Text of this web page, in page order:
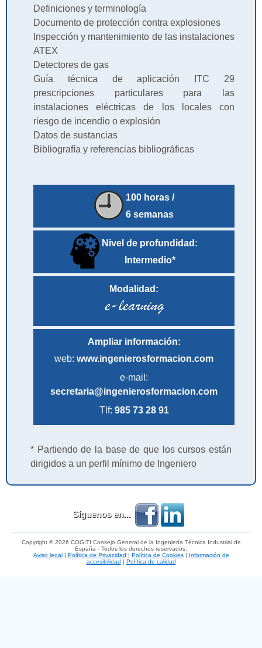
Definiciones y terminología
Documento de protección contra explosiones
Inspección y mantenimiento de las instalaciones
ATEX
Detectores de gas
Guía técnica de aplicación ITC 29
prescripciones particulares para las
instalaciones eléctricas de los locales con
riesgo de incendio o explosión
Datos de sustancias
Bibliografía y referencias bibliográficas
100 horas /
6 semanas
Nivel de profundidad:
Intermedio*
Modalidad:
Ampliar información:
web: www.ingenierosformacion.com
e-mail:
secretaria@ingenierosformacion.com
Tlf: 985 73 28 91
* Partiendo de la base de que los cursos están
dirigidos a un perfil mínimo de Ingeniero
Síguenos en...
Copyright © 2026 COGITI Consejo General de la Ingeniería Técnica Industrial de
España - Todos los derechos reservados.
Aviso legal
Política de Privacidad Política de Cookies|
Información de
accesibilidad
Política de calidad